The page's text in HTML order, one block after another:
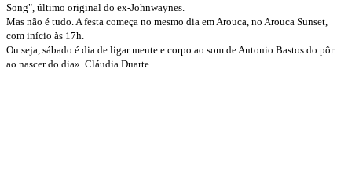
Song", último original do ex-Johnwaynes.
Mas não é tudo. A festa começa no mesmo dia em Arouca, no Arouca Sunset,
com início às 17h.
Ou seja, sábado é dia de ligar mente e corpo ao som de Antonio Bastos do pôr
ao nascer do dia». Cláudia Duarte